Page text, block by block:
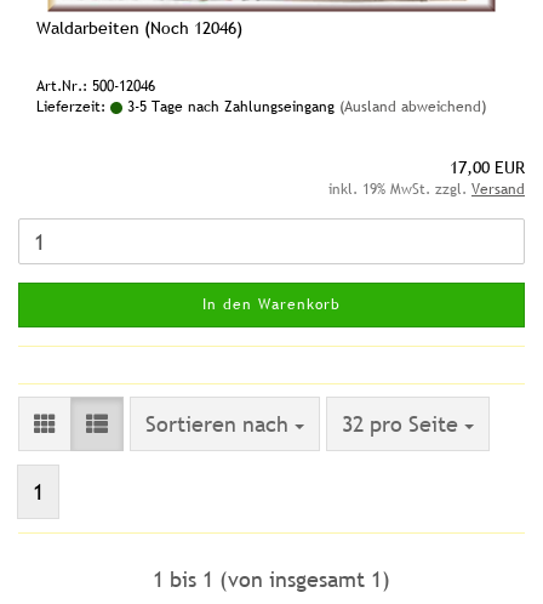
Waldarbeiten (Noch 12046)
Art.Nr.: 500-12046
Lieferzeit:
3-5 Tage nach Zahlungseingang (Ausland abweichend)
17,00 EUR
inkl. 19% MwSt. zzgl. Versand
In den Warenkorb
Sortieren nach
Sortieren nach 32 pro Seite
pro Seite
1
1 bis 1 (von insgesamt 1)